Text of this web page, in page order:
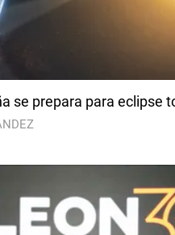
se prepara para eclipse